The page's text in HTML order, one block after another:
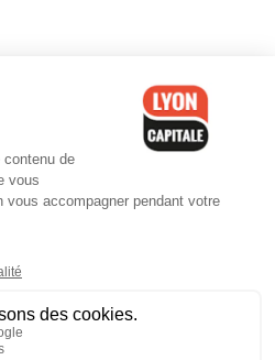
légales-CGV-Politique de